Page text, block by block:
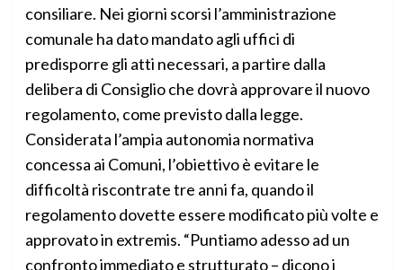
consiliare. Nei giorni scorsi l’amministrazione
comunale ha dato mandato agli uffici di
predisporre gli atti necessari, a partire dalla
delibera di Consiglio che dovrà approvare il nuovo
regolamento, come previsto dalla legge.
Considerata l’ampia autonomia normativa
concessa ai Comuni, l’obiettivo è evitare le
difficoltà riscontrate tre anni fa, quando il
regolamento dovette essere modificato più volte e
approvato in extremis. “Puntiamo adesso ad un
confronto immediato e strutturato – dicono i